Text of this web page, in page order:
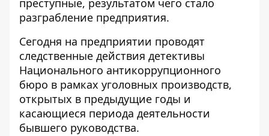
преступные, результатом чего стало
разграбление предприятия.
Сегодня на предприятии проводят
следственные действия детективы
Национального антикоррупционного
бюро в рамках уголовных производств,
открытых в предыдущие годы и
касающиеся периода деятельности
бывшего руководства.